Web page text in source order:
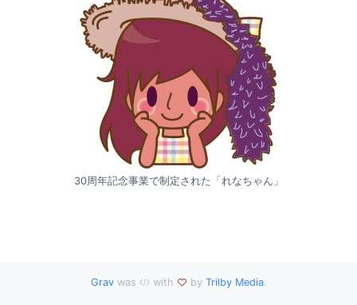
30周年記念事業で制定された「れなちゃん」
Gravwas with by Trilby Media.